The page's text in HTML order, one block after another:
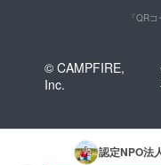
「QR
© CAMPFIRE,
Inc.
認定NPO法